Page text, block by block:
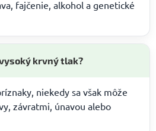
fajčenie, alkohol a genetické
krvný tlak?
niekedy sa však môže
závratmi, únavou alebo